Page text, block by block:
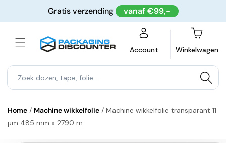
content
Gratis verzending vanaf €99,-
Account Winkelwagen
Home / Machine wikkelfolie / Machine wikkelfolie transparant 11
µm 485 mm x 2790 m